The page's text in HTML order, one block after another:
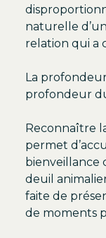
naturelle
relation qui a
La
profondeur
Reconnaître
permet
bienveillance
deuil
faite de
de moments